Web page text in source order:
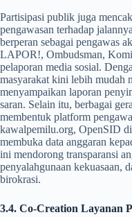
Partisipasi publik juga
pengawasan terhadap
berperan sebagai pengawas
LAPOR!, Ombudsman,
pelaporan media sosial.
masyarakat kini lebih mudah
menyampaikan laporan
saran. Selain itu, berbagai
membentuk platform
kawalpemilu.org, OpenSID
membuka data anggaran
ini mendorong transparansi
penyalahgunaan kekuasaan,
birokrasi.
3.4. Co-Creation Layanan